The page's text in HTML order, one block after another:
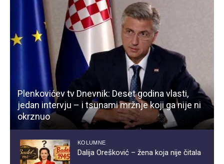
Plenkovićev tv Dnevnik: Deset godina vlasti,
jedan intervju – i tsunami mržnje koji ga nije ni
okrznuo
KOLUMNE
Dalija Orešković – žena koja nije čitala